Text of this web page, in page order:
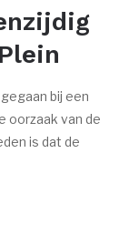
bij een
oorzaak van de
is dat de